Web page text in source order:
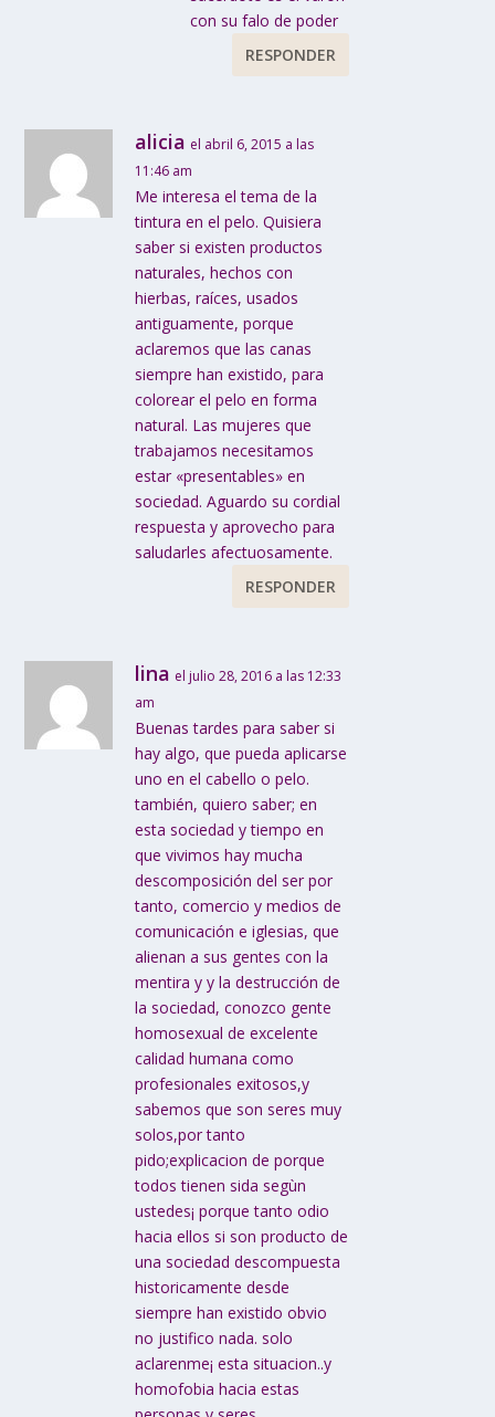
con su falo de poder
RESPONDER
alicia el abril 6, 2015 a las
11:46 am
Me interesa el tema de la
tintura en el pelo. Quisiera
saber si existen productos
naturales, hechos con
hierbas, raíces, usados
antiguamente, porque
aclaremos que las canas
siempre han existido, para
colorear el pelo en forma
natural. Las mujeres que
trabajamos necesitamos
estar «presentables» en
sociedad. Aguardo su cordial
respuesta y aprovecho para
saludarles afectuosamente.
RESPONDER
lina el julio 28, 2016 a las 12:33
am
Buenas tardes para saber si
hay algo, que pueda aplicarse
uno en el cabello o pelo.
también, quiero saber; en
esta sociedad y tiempo en
que vivimos hay mucha
descomposición del ser por
tanto, comercio y medios de
comunicación e iglesias, que
alienan a sus gentes con la
mentira y y la destrucción de
la sociedad, conozco gente
homosexual de excelente
calidad humana como
profesionales exitosos,y
sabemos que son seres muy
solos,por tanto
pido;explicacion de porque
todos tienen sida segùn
ustedes¡ porque tanto odio
hacia ellos si son producto de
una sociedad descompuesta
historicamente desde
siempre han existido obvio
no justifico nada. solo
aclarenme¡ esta situacion..y
homofobia hacia estas